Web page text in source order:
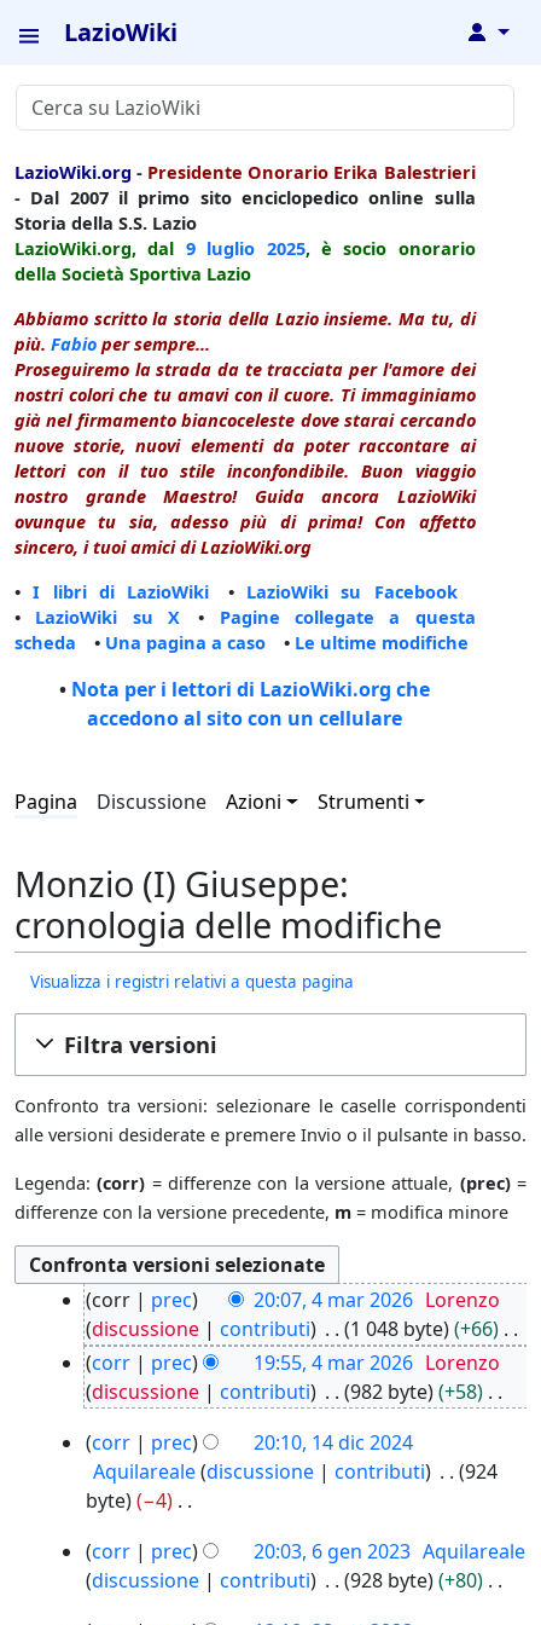
LazioWiki ↓
LazioWiki.org - Presidente Onorario Erika Balestrieri
- Dal 2007 il primo sito enciclopedico online sulla
Storia della S.S. Lazio
LazioWiki.org, dal 9 luglio 2025, è socio onorario
della Società Sportiva Lazio
Abbiamo scritto la storia della Lazio insieme. Ma tu, di
più. Fabio per sempre...
Proseguiremo la strada da te tracciata per l'amore dei
nostri colori che tu amavi con il cuore. Ti immaginiamo
già nel firmamento biancoceleste dove starai cercando
nuove storie, nuovi elementi da poter raccontare ai
lettori con il tuo stile inconfondibile. Buon viaggio
nostro grande Maestro! Guida ancora LazioWiki
ovunque tu sia, adesso più di prima! Con affetto
sincero, i tuoi amici di LazioWiki.org
•I libri di LazioWiki • LazioWiki su Facebook
• LazioWiki su X • Pagine collegate a questa
scheda • Una pagina a caso • Le ultime modifiche
• Nota per i lettori di LazioWiki.org che
accedono al sito con un cellulare
Pagina Discussione Azioni Strumenti
Monzio (I) Giuseppe:
cronologia delle modifiche
Visualizza i registri relativi a questa pagina
Filtra versioni
Confronto tra versioni: selezionare le caselle corrispondenti
alle versioni desiderate e premere Invio o il pulsante in basso.
Legenda:(corr) = differenze con la versione attuale, (prec)=
differenze con la versione precedente, m = modifica minore
corr prec 20:07, 4 mar 2026 Lorenzo
discussione
contributi 1 048 byte
+66
N
e
s
s
u
n
g
g
e
corr prec 19:55, 4 mar 2026 Lorenzo
discussione
contributi 982 byte
+58
e
s
n
o
corr prec
20:10, 14 dic 2024
Aquilareale discussione contributi
924
byte
−4
e
s
corr prec 20:03, 6 gen 2023 Aquilareale
discussione
contributi 928 byte
+80